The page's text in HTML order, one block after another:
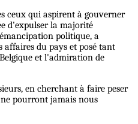
ceux qui aspirent à gouverner
d'expulser la majorité
politique, a
du pays et posé tant
et l'admiration de
en cherchant à faire peser
pourront jamais nous